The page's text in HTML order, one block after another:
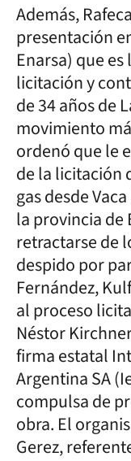
Además,
presentación
Enarsa) que
licitación y
de 34 años de
movimiento
ordenó que le
de la licitación
gas desde
la provincia de
retractarse de
despido por
Fernández,
al proceso
Néstor
firma estatal
Argentina SA
compulsa de
obra. El
Gerez,